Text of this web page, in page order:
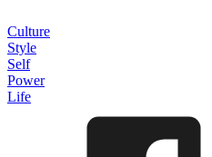
Culture
Style
Self
Power
Life